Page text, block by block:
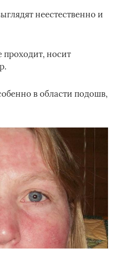
неестественно и
проходит, носит
в области подошв,